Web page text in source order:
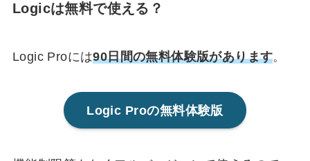
Logicは無料で使える？
Logic Proには90日間の無料体験版があります。
Logic Proの無料体験版